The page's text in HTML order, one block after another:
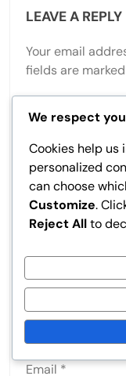
LEAVE A REPLY
Your email
fields are marked
Email *
We respect
Cookies help us
personalized
can choose
Customize.
Reject Allto